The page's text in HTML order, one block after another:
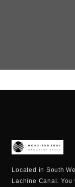
Located in South
Lachine Canal.